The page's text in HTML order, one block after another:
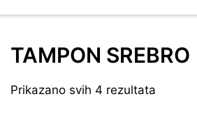
TAMPON SREBRO
Prikazano svih 4 rezultata